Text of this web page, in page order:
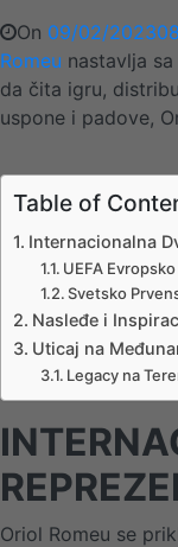
On 09/02/2023
Romeu nastavlja
da čita igru,
uspone i padove,
Table of
Internacionalna
UEFA
Svetsko
Nasleđe i
Uticaj na
Legacy na
Oriol Romeu se